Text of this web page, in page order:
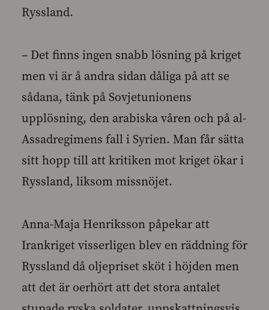
Ryssland.
– Det finns ingen snabb lösning på kriget
men vi är å andra sidan dåliga på att se
sådana, tänk på Sovjetunionens
upplösning, den arabiska våren och på al-
Assadregimens fall i Syrien. Man får sätta
sitt hopp till att kritiken mot kriget ökar i
Ryssland, liksom missnöjet.
Anna-Maja Henriksson påpekar att
Irankriget visserligen blev en räddning för
Ryssland då oljepriset sköt i höjden men
att det är oerhört att det stora antalet